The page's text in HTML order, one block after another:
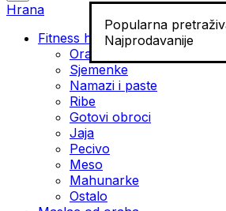
Popularna
Najprodavanije
Hrana
Fitness hrana
Orašasti plodovi
Sjemenke
Namazi i paste
Ribe
Gotovi obroci
Jaja
Pecivo
Meso
Mahunarke
Ostalo